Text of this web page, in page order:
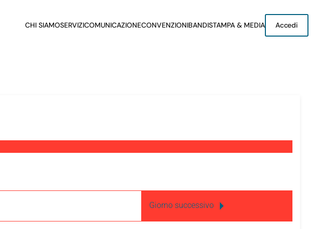
CHI SIAMOSERVIZICOMUNICAZIONECONVENZIONIBANDISTAMPA & MEDIA Accedi
Giorno successivo